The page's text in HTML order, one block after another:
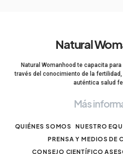
Natural
Natural Womanhood te capacita
través del conocimiento de la
auténtica salud
Más
QUIÉNES SOMOS NUESTRO
PRENSA Y MEDIOS DE
CONSEJO CIENTÍFICO